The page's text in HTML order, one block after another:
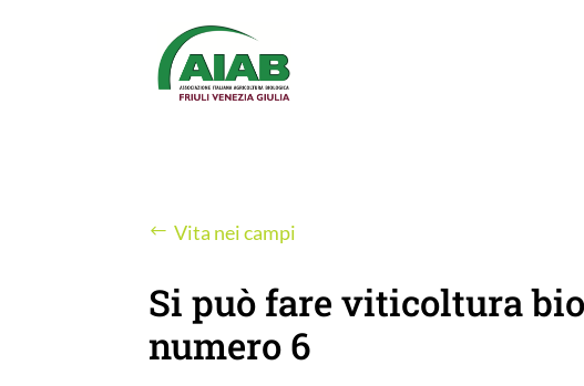
Vita nei campi
Si può fare viticoltura
numero 6